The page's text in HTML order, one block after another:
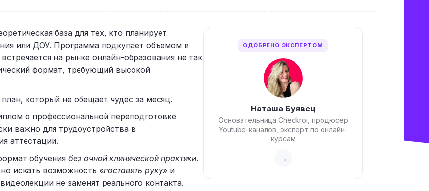
база для тех, кто планирует
или ДОУ. Программа подкупает объемом в
на рынке онлайн-образования не так
формат, требующий высокой
который не обещает чудес за месяц.
о профессиональной переподготовке
важно для трудоустройства в
аттестации.
обучения без очной клинической практики.
искать возможность «поставить руку» и
не заменят реального контакта.
ОДОБРЕНО ЭКСПЕРТОМ
Наташа Буявец
Основательница Checkroi, продюсер
Youtube-каналов, эксперт по онлайн-
курсам
→